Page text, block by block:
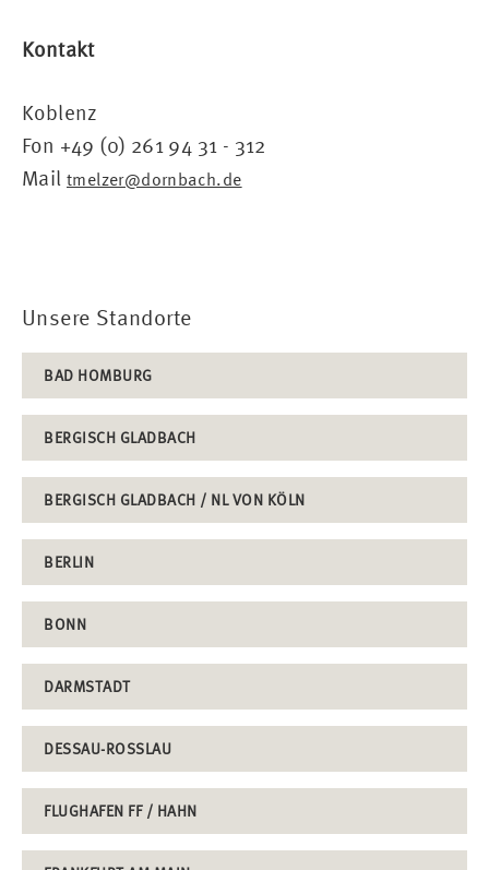
Kontakt
Koblenz
Fon +49 (0) 261 94 31 - 312
Mail tmelzer@dornbach.de
Unsere Standorte
BAD HOMBURG
BERGISCH GLADBACH
BERGISCH GLADBACH / NL VON KÖLN
BERLIN
BONN
DARMSTADT
DESSAU-ROSSLAU
FLUGHAFEN FF / HAHN